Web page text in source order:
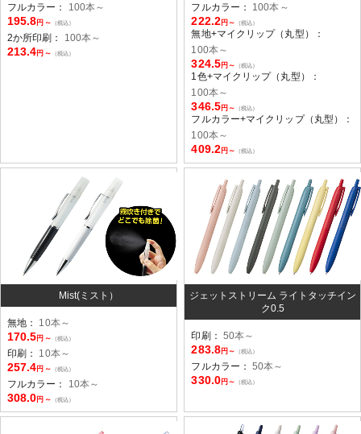
フルカラー： 100本～
195.8 円～ （税込）
2か所印刷： 100本～
213.4 円～ （税込）
フルカラー： 100本～
222.2円～ （税込）
無地+マイクリップ（丸型）：
100本～
324.5円～ （税込）
1色+マイクリップ（丸型）：
100本～
346.5円～ （税込）
フルカラー+マイクリップ（丸型）：
100本～
409.2円～ （税込）
Mist(ミスト）
無地： 10本～
170.5 円～ （税込）
印刷： 10本～
257.4 円～ （税込）
フルカラー： 10本～
308.0 円～ （税込）
ジェットストリーム ライトタッチイン
ク0.5
印刷： 50本～
283.8円～ （税込）
フルカラー：50本～
330.0円～ （税込）